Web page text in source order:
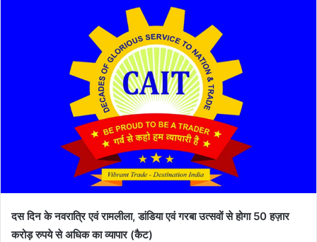
दस दिन के नवरात्रि एवं रामलीला, डांडिया एवं गरबा उत्सवों से होगा 50 हज़ार
करोड़ रुपये से अधिक का व्यापार (कैट)